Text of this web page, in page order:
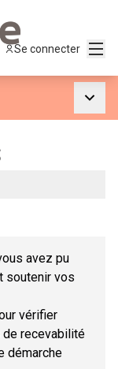
Se connecter
avez pu
soutenir vos
vérifier
de recevabilité
démarche